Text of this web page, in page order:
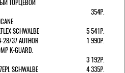
ТОРЦЕВОЙ
354Р.
SCHWALBE
5 541Р.
37 AUTHOR
1 990Р.
K-GUARD.
3 192Р.
SCHWALBE
4 335Р.